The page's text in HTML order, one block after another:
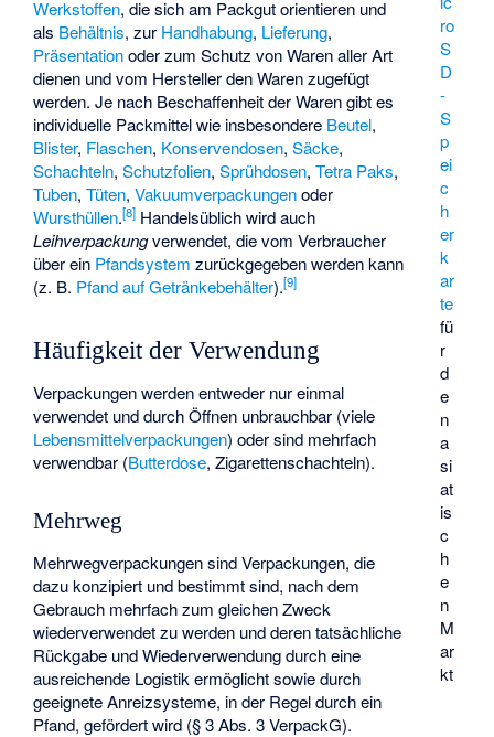
ro
S
D
-
S
p
ei
c
h
er
k
ar
te
fü
r
d
e
n
a
si
at
is
c
h
e
n
M
ar
kt
Werkstoffen, die sich am Packgut orientieren und
als Behältnis, zur Handhabung, Lieferung,
Präsentationoder zum Schutz von Waren aller Art
dienen und vom Hersteller den Waren zugefügt
werden. Je nach Beschaffenheit der Waren gibt es
individuelle Packmittel wie insbesondere Beutel,
Blister, Flaschen, Konservendosen,Säcke,
Schachteln,Schutzfolien,Sprühdosen,Tetra Paks,
Tuben,Tüten,Vakuumverpackungenoder
Wursthüllen.[8] Handelsüblich wird auch
Leihverpackungverwendet, die vom Verbraucher
über ein Pfandsystem zurückgegeben werden kann
(z. B. Pfand auf Getränkebehälter).[9]
Häufigkeit der Verwendung
Verpackungen werden entweder nur einmal
verwendet und durch Öffnen unbrauchbar (viele
Lebensmittelverpackungen) oder sind mehrfach
verwendbar (Butterdose,Zigarettenschachteln).
Mehrweg
Mehrwegverpackungen sind Verpackungen, die
dazu konzipiert und bestimmt sind, nach dem
Gebrauch mehrfach zum gleichen Zweck
wiederverwendet zu werden und deren tatsächliche
Rückgabe und Wiederverwendung durch eine
ausreichende Logistik ermöglicht sowie durch
geeignete Anreizsysteme, in der Regel durch ein
Pfand, gefördert wird (§ 3 Abs. 3 VerpackG).